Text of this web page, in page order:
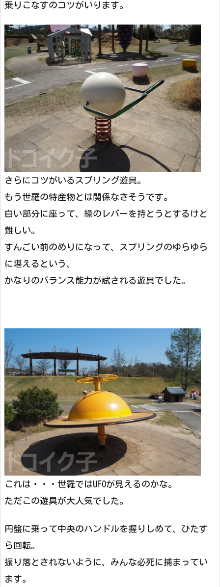
乗りこなすのコツがいります。
さらにコツがいるスプリング遊具。
もう世羅の特産物とは関係なさそうです。
白い部分に座って、緑のレバーを持とうとするけど
難しい。
すんごい前のめりになって、スプリングのゆらゆら
に堪えるという、
かなりのバランス能力が試される遊具でした。
これは・・・世羅ではUFOが見えるのかな。
ただこの遊具が大人気でした。
円盤に乗って中央のハンドルを握りしめて、ひたす
ら回転。
振り落とされないように、みんな必死に捕まってい
ます。